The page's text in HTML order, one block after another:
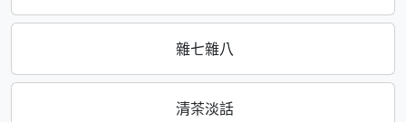
雜七雜八
清茶淡話